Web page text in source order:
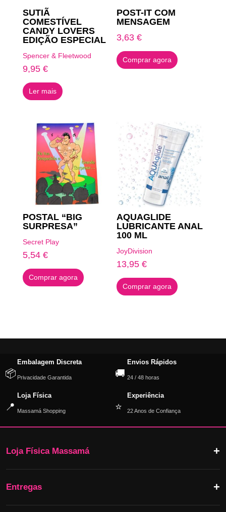
SUTIÃ
COMESTÍVEL
CANDY LOVERS
EDIÇÃO ESPECIAL
Spencer & Fleetwood
9,95 €
Ler mais
POST-IT COM
MENSAGEM
3,63€
Comprar agora
POSTAL “BIG
SURPRESA”
Secret Play
5,54 €
Comprar agora
AQUAGLIDE
LUBRICANTE ANAL
100 ML
JoyDivision
13,95€
Comprar agora
📦
Embalagem Discreta
Privacidade Garantida 🚚
Envios Rápidos
24 / 48 horas
📍
Loja Física
Massamá Shopping ⭐
Experiência
22 Anos de Confiança
Loja Física Massamá
Entregas